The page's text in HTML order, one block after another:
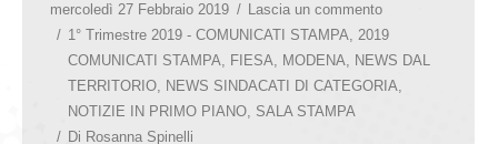
mercoledì 27 Febbraio 2019
Lascia un commento
1° Trimestre 2019 - COMUNICATI STAMPA, 2019
COMUNICATI STAMPA, FIESA, MODENA, NEWS DAL
TERRITORIO, NEWS SINDACATI DI CATEGORIA,
NOTIZIE IN PRIMO PIANO, SALA STAMPA
Di Rosanna Spinelli